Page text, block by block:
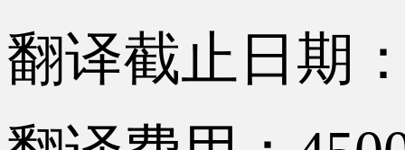
翻译截止日期